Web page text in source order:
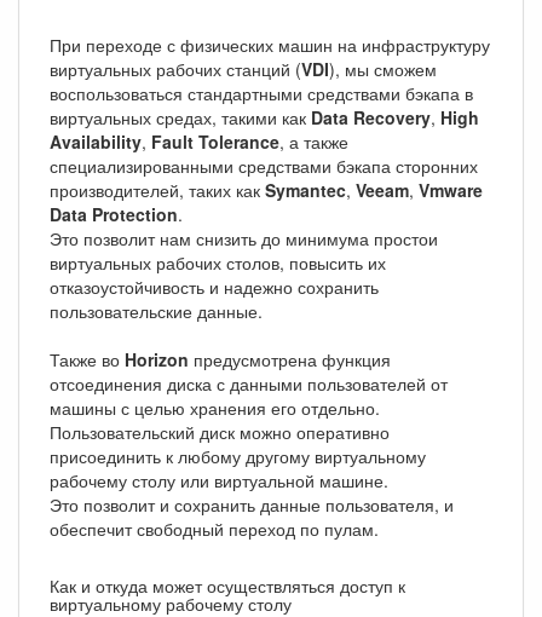
При переходе с физических машин на инфраструктуру
виртуальных рабочих станций (VDI), мы сможем
воспользоваться стандартными средствами бэкапа в
виртуальных средах, такими как Data Recovery, High
Availability, Fault Tolerance, а также
специализированными средствами бэкапа сторонних
производителей, таких как Symantec, Veeam, Vmware
Data Protection.
Это позволит нам снизить до минимума простои
виртуальных рабочих столов, повысить их
отказоустойчивость и надежно сохранить
пользовательские данные.
Также во Horizon предусмотрена функция
отсоединения диска с данными пользователей от
машины с целью хранения его отдельно.
Пользовательский диск можно оперативно
присоединить к любому другому виртуальному
рабочему столу или виртуальной машине.
Это позволит и сохранить данные пользователя, и
обеспечит свободный переход по пулам.
Как и откуда может осуществляться доступ к
виртуальному рабочему столу